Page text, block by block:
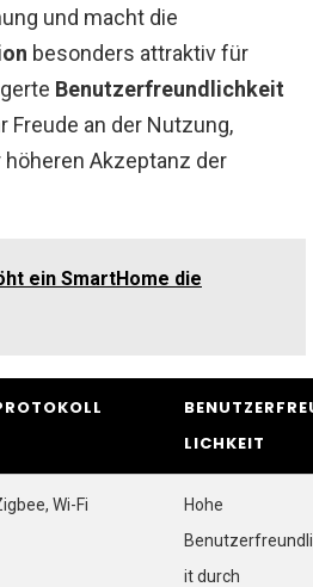
und macht die
besonders attraktiv für
Benutzerfreundlichkeit
an der Nutzung,
Akzeptanz der
ein SmartHome die
LICHKEIT
Wi-Fi
Hohe
it durch